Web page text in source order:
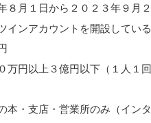
８月１日から２０２３年９月
インアカウントを開設してい
万円以上３億円以下（１人１回
本・支店・営業所のみ（イン